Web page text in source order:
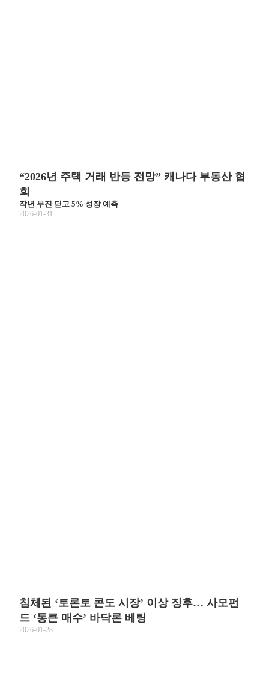
“2026년 주택 거래 반등 전망” 캐나다 부동산 협
회
작년 부진 딛고 5% 성장 예측
2026-01-31
침체된 ‘토론토 콘도 시장’ 이상 징후… 사모펀
드 ‘통큰 매수’ 바닥론 베팅
2026-01-28